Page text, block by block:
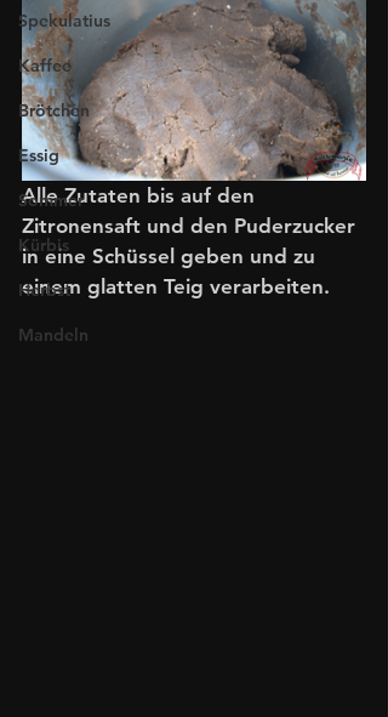
Spekulatius
Kaffee
Brötchen
Essig
Sommer
Kürbis
Herbst
Mandeln
Alle Zutaten bis auf den
Zitronensaft und den Puderzucker
in eine Schüssel geben und zu
einem glatten Teig verarbeiten.